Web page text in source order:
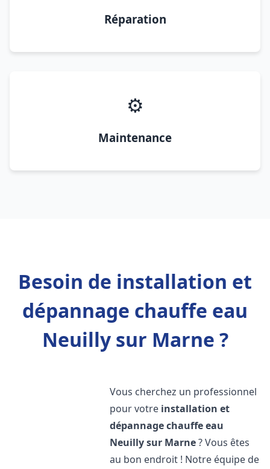
Réparation
⚙️
Maintenance
Besoin de installation et
dépannage chauffe eau
Neuilly sur Marne ?
Vous cherchez un professionnel
pour votre installation et
dépannage chauffe eau
Neuilly sur Marne? Vous êtes
au bon endroit ! Notre équipe de